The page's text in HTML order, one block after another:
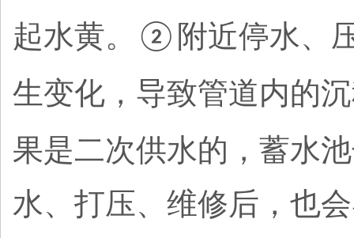
起水黄。
② 附近停水、
生变化，导致管道内的
果是二次供水的，蓄水
水、打压、维修后，也